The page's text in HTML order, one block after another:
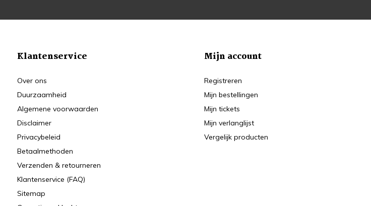
Klantenservice
Over ons
Duurzaamheid
Algemene voorwaarden
Disclaimer
Privacybeleid
Betaalmethoden
Verzenden & retourneren
Klantenservice (FAQ)
Sitemap
Mijn account
Registreren
Mijn bestellingen
Mijn tickets
Mijn verlanglijst
Vergelijk producten